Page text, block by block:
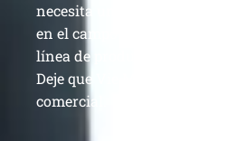
necesita un proveedor
en el campo durante 13
línea de producción y
Deje que Vie Machinery lo
comercial.